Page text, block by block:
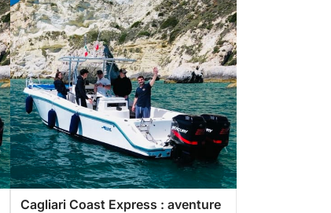
Cagliari Coast Express : aventure